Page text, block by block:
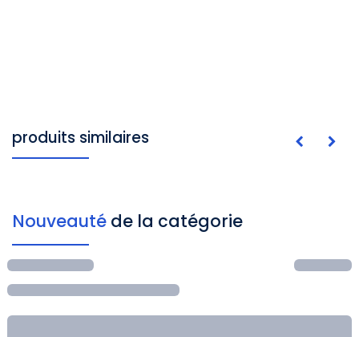
produits similaires
Nouveauté de la catégorie